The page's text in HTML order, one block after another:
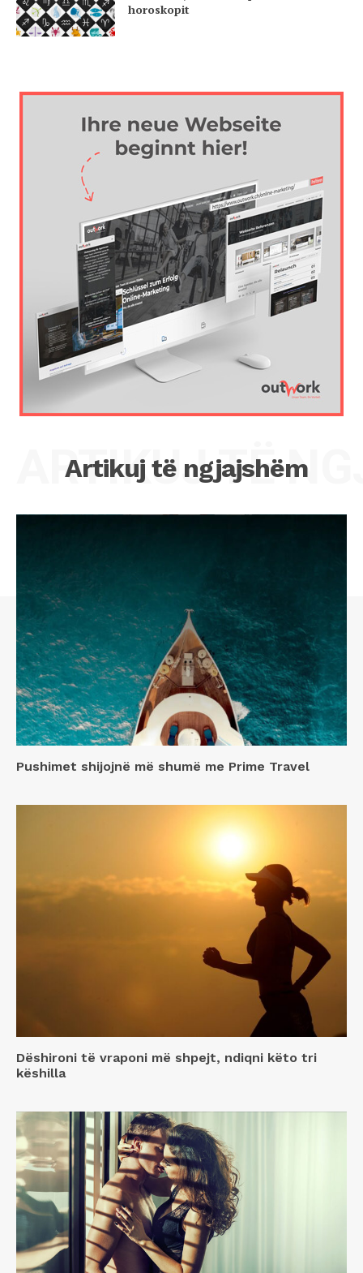
horoskopit
Artikuj të ngjajshëm
ARTIKUJ TË
Pushimet shijojnë më shumë me Prime Travel
Dëshironi të vraponi më shpejt, ndiqni këto tri
këshilla